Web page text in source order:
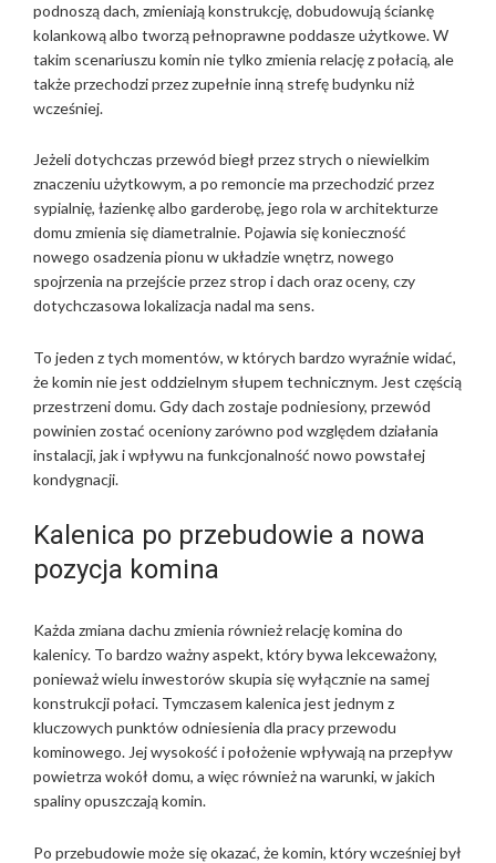
podnoszą dach, zmieniają konstrukcję, dobudowują ściankę
kolankową albo tworzą pełnoprawne poddasze użytkowe. W
takim scenariuszu komin nie tylko zmienia relację z połacią, ale
także przechodzi przez zupełnie inną strefę budynku niż
wcześniej.
Jeżeli dotychczas przewód biegł przez strych o niewielkim
znaczeniu użytkowym, a po remoncie ma przechodzić przez
sypialnię, łazienkę albo garderobę, jego rola w architekturze
domu zmienia się diametralnie. Pojawia się konieczność
nowego osadzenia pionu w układzie wnętrz, nowego
spojrzenia na przejście przez strop i dach oraz oceny, czy
dotychczasowa lokalizacja nadal ma sens.
To jeden z tych momentów, w których bardzo wyraźnie widać,
że komin nie jest oddzielnym słupem technicznym. Jest częścią
przestrzeni domu. Gdy dach zostaje podniesiony, przewód
powinien zostać oceniony zarówno pod względem działania
instalacji, jak i wpływu na funkcjonalność nowo powstałej
kondygnacji.
Kalenica po przebudowie a nowa
pozycja komina
Każda zmiana dachu zmienia również relację komina do
kalenicy. To bardzo ważny aspekt, który bywa lekceważony,
ponieważ wielu inwestorów skupia się wyłącznie na samej
konstrukcji połaci. Tymczasem kalenica jest jednym z
kluczowych punktów odniesienia dla pracy przewodu
kominowego. Jej wysokość i położenie wpływają na przepływ
powietrza wokół domu, a więc również na warunki, w jakich
spaliny opuszczają komin.
Po przebudowie może się okazać, że komin, który wcześniej był